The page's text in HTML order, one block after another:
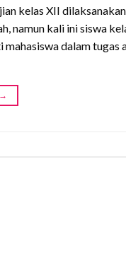
kelas XII
namun kali ini siswa
dalam tugas
→